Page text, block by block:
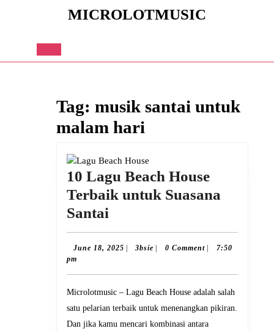
MICROLOTMUSIC
Open
Tag: musik santai untuk
malam hari
10 Lagu Beach House
Terbaik untuk Suasana
Santai
Lagu
Beach
Terbaik
untuk
Suasana
June 18, 2025 June
| 3bsie 3bsie
| 0 Comment |
7:50
pm
Microlotmusic – Lagu Beach House adalah salah
satu pelarian terbaik untuk menenangkan pikiran.
Dan jika kamu mencari kombinasi antara